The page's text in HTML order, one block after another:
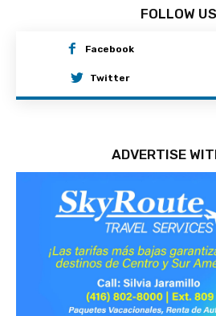
FOLLOW
Facebook
Twitter
ADVERTISE